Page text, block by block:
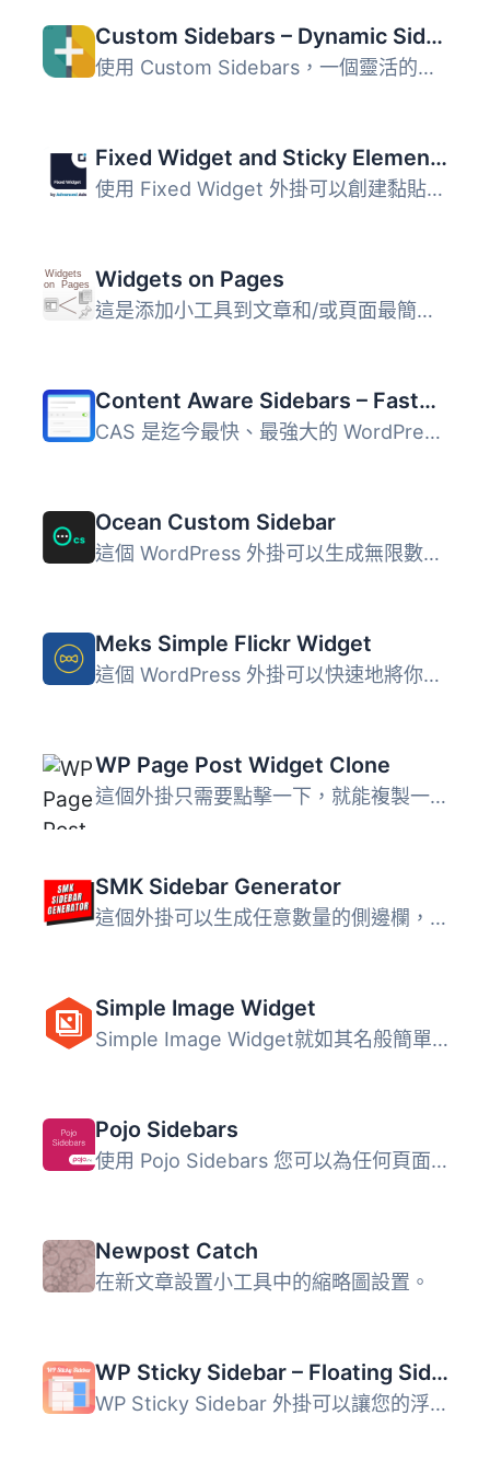
Custom Sidebars – Dynamic Sidebar Classic Widget Area Manager
使用 Custom Sidebars，一個靈活的小工具管理器，在您的網站...
Fixed Widget and Sticky Elements for WordPress
使用 Fixed Widget 外掛可以創建黏貼式的小部件、區塊和其他...
Widgets on Pages
這是添加小工具到文章和/或頁面最簡單，也是評價最高的方法。...
Content Aware Sidebars – Fastest Widget Area Plugin
CAS 是迄今最快、最強大的 WordPress 側邊欄外掛程式。您可以...
Ocean Custom Sidebar
這個 WordPress 外掛可以生成無限數量的側邊欄，您可以把它們...
Meks Simple Flickr Widget
這個 WordPress 外掛可以快速地將你的 Flickr 照片顯示於 Wid...
WP Page Post Widget Clone
這個外掛只需要點擊一下，就能複製一篇文章或頁面。現在您無...
SMK Sidebar Generator
這個外掛可以生成任意數量的側邊欄，然後讓你將它們放置在你...
Simple Image Widget
Simple Image Widget就如其名般簡單易用，是在側邊欄中添加圖...
Pojo Sidebars
使用 Pojo Sidebars 您可以為任何頁面創建所需的多個側邊欄，...
Newpost Catch
在新文章設置小工具中的縮略圖設置。
WP Sticky Sidebar – Floating Sidebar On Scroll for Any Theme
WP Sticky Sidebar 外掛可以讓您的浮動側邊欄一直顯示，當使...